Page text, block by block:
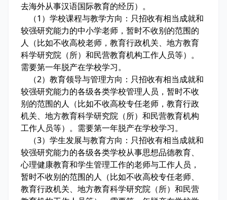
去海外从事汉语国际教育的经历）。
（1）学校课程与教学方向：只招收有相当成就和
较强研究能力的中小学老师，暂时不收别的范围的
人（比如不收高校老师，教育行政机关、地方教育
科学研究院（所）和民营教育机构工作人员等）。
需要第一年脱产在学校学习。
（2）教育领导与管理方向：只招收有相当成就和
较强研究能力的各级各类学校管理人员，暂时不收
别的范围的人（比如不收高校专任老师，教育行政
机关、地方教育科学研究院（所）和民营教育机构
工作人员等）。需要第一年脱产在学校学习。
（3）学生发展与教育方向：只招收有相当成就和
较强研究能力的各级各类学校从事思想品德教育、
心理健康教育和学生管理工作的老师与工作人员，
暂时不收别的范围的人（比如不收高校专任老师、
教育行政机关、地方教育科学研究院（所）和民营